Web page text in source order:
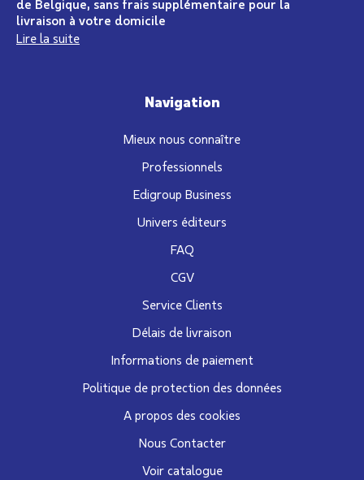
de Belgique, sans frais supplémentaire pour la
livraison à votre domicile
Lire la suite
Navigation
Mieux nous connaître
Professionnels
Edigroup Business
Univers éditeurs
FAQ
CGV
Service Clients
Délais de livraison
Informations de paiement
Politique de protection des données
A propos des cookies
Nous Contacter
Voir catalogue